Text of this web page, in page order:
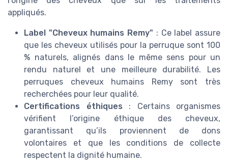
appliqués.
Label "Cheveux humains Remy" : Ce label assure
que les cheveux utilisés pour la perruque sont 100
% naturels, alignés dans le même sens pour un
rendu naturel et une meilleure durabilité. Les
perruques cheveux humains Remy sont très
recherchées pour leur qualité.
Certifications éthiques : Certains organismes
vérifient l’origine éthique des cheveux,
garantissant qu’ils proviennent de dons
volontaires et que les conditions de collecte
respectent la dignité humaine.